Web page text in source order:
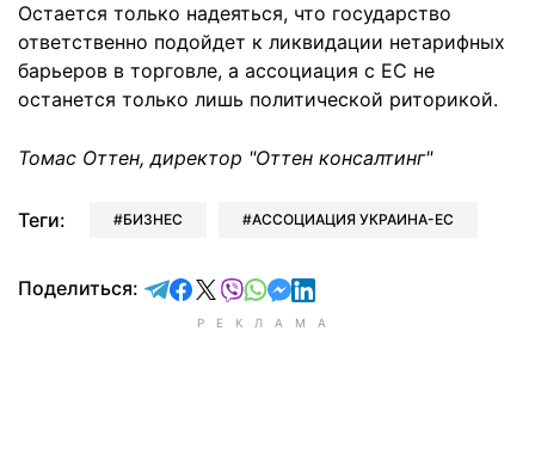
Остается только надеяться, что государство
ответственно подойдет к ликвидации нетарифных
барьеров в торговле, а ассоциация с ЕС не
останется только лишь политической риторикой.
Томас Оттен, директор "Оттен консалтинг"
Теги: БИЗНЕС АССОЦИАЦИЯ УКРАИНА-ЕС
Поделиться: отправить в Telegram
поделиться в Facebook
поделиться в X
отправить в Viber
отправить в Whatsapp
отправить в Messenger
отправить в LinkedIn